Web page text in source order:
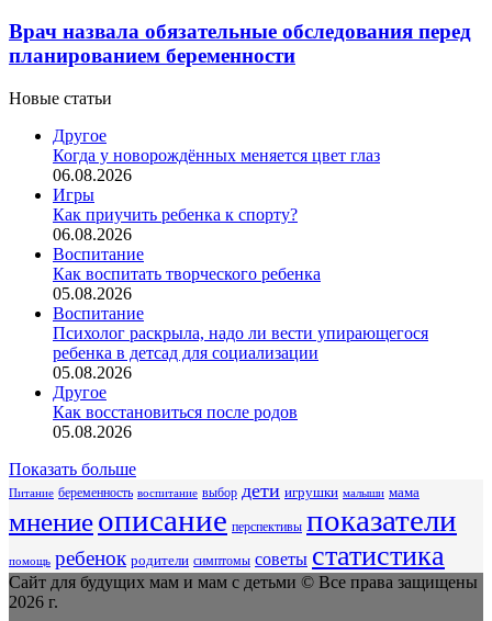
Врач назвала обязательные обследования перед
планированием беременности
Новые статьи
Другое
Когда у новорождённых меняется цвет глаз
06.08.2026
Игры
Как приучить ребенка к спорту?
06.08.2026
Воспитание
Как воспитать творческого ребенка
05.08.2026
Воспитание
Психолог раскрыла, надо ли вести упирающегося
ребенка в детсад для социализации
05.08.2026
Другое
Как восстановиться после родов
05.08.2026
Показать больше
Питание беременность воспитание выбор дети игрушки малыши мама
мнениеописание перспективы показатели
помощь ребенок родители симптомы советы статистика
Сайт для будущих мам и мам с детьми © Все права защищены
2026 г.